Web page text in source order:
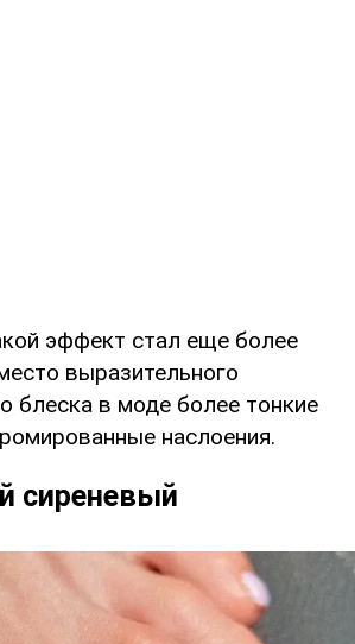
эффект стал еще более
выразительного
блеска в моде более тонкие
наслоения.
сиреневый